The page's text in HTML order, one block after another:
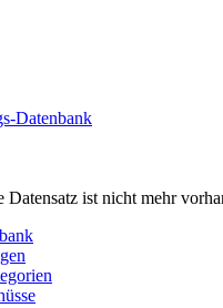
Datenbank
ist nicht mehr